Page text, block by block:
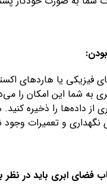
فیزیکی یا هاردهای
به شما این امکان را
داده‌ها را ذخیره کنید.
و تعمیرات وجود
فضای ابری باید در نظر